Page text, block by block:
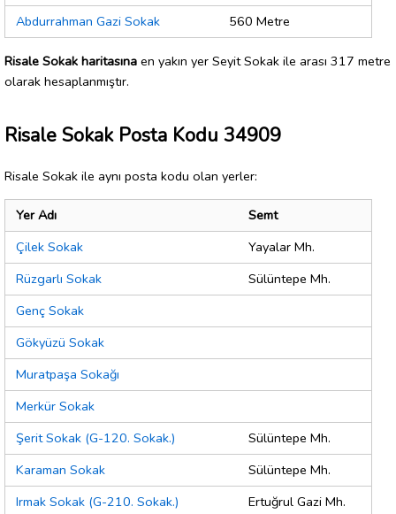
Abdurrahman Gazi Sokak
560 Metre
Risale Sokak haritasına en yakın yer Seyit Sokak ile arası 317 metre
olarak hesaplanmıştır.
Risale Sokak Posta Kodu 34909
Risale Sokak ile aynı posta kodu olan yerler:
Yer Adı
Semt
Çilek Sokak
Yayalar Mh.
Rüzgarlı Sokak
Sülüntepe Mh.
Genç Sokak
Gökyüzü Sokak
Muratpaşa Sokağı
Merkür Sokak
Şerit Sokak (G-120. Sokak.)
Sülüntepe Mh.
Karaman Sokak
Sülüntepe Mh.
Irmak Sokak (G-210. Sokak.)
Ertuğrul Gazi Mh.